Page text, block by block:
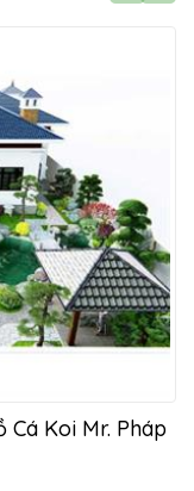
Cá Koi Mr. Pháp